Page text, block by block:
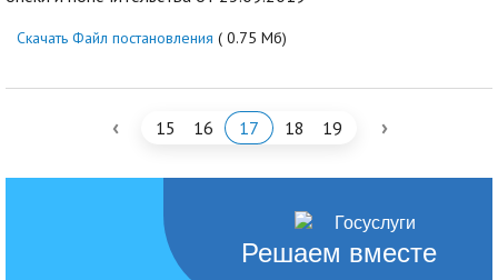
Скачать Файл постановления ( 0.75 Мб)
‹ 15 16 17 18 19 ›
Решаем вместе